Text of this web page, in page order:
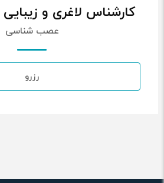
کارشناس لاغری و
عصب شناسی
رزرو